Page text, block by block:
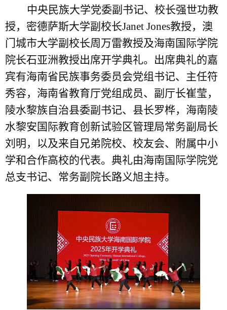
中央民族大学党委副书记、校长强世功教
授，密德萨斯大学副校长Janet Jones教授，澳
门城市大学副校长周万雷教授及海南国际学院
院长石亚洲教授出席开学典礼。出席典礼的嘉
宾有海南省民族事务委员会党组书记、主任符
秀容，海南省教育厅党组成员、副厅长崔莹，
陵水黎族自治县委副书记、县长罗桦，海南陵
水黎安国际教育创新试验区管理局常务副局长
刘明，以及来自兄弟院校、校友会、附属中小
学和合作高校的代表。典礼由海南国际学院党
总支书记、常务副院长路义旭主持。